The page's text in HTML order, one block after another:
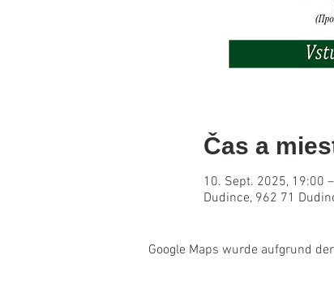
Čas a
10. Sept. 2025, 19:00
Dudince, 962 71
Google Maps wurde aufgrund